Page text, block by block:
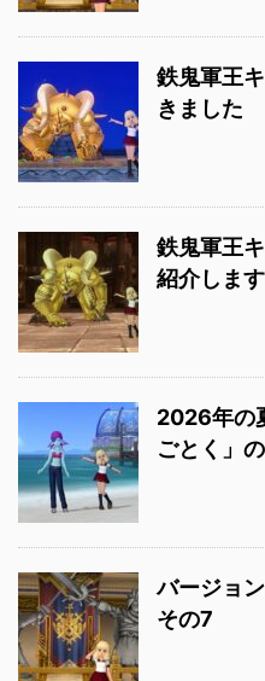
鉄鬼軍王
きました
鉄鬼軍王
紹介します
2026年の
ごとく」
バージョ
その7